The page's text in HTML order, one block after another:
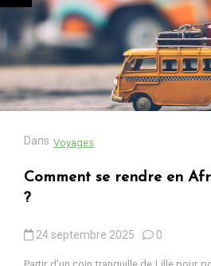
Quels sont les cadeaux
en Afrique ?
13 octobre 2025 0
Cadeaux populaires en Afrique en
Lire la suite